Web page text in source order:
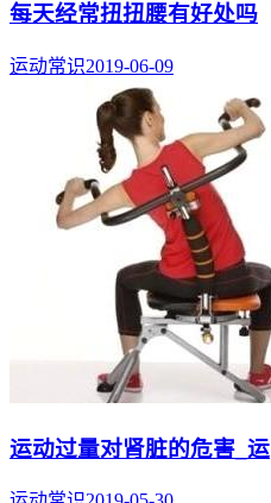
每天经常扭扭腰有好处吗
运动常识2019-06-09
运动过量对肾脏的危害_运